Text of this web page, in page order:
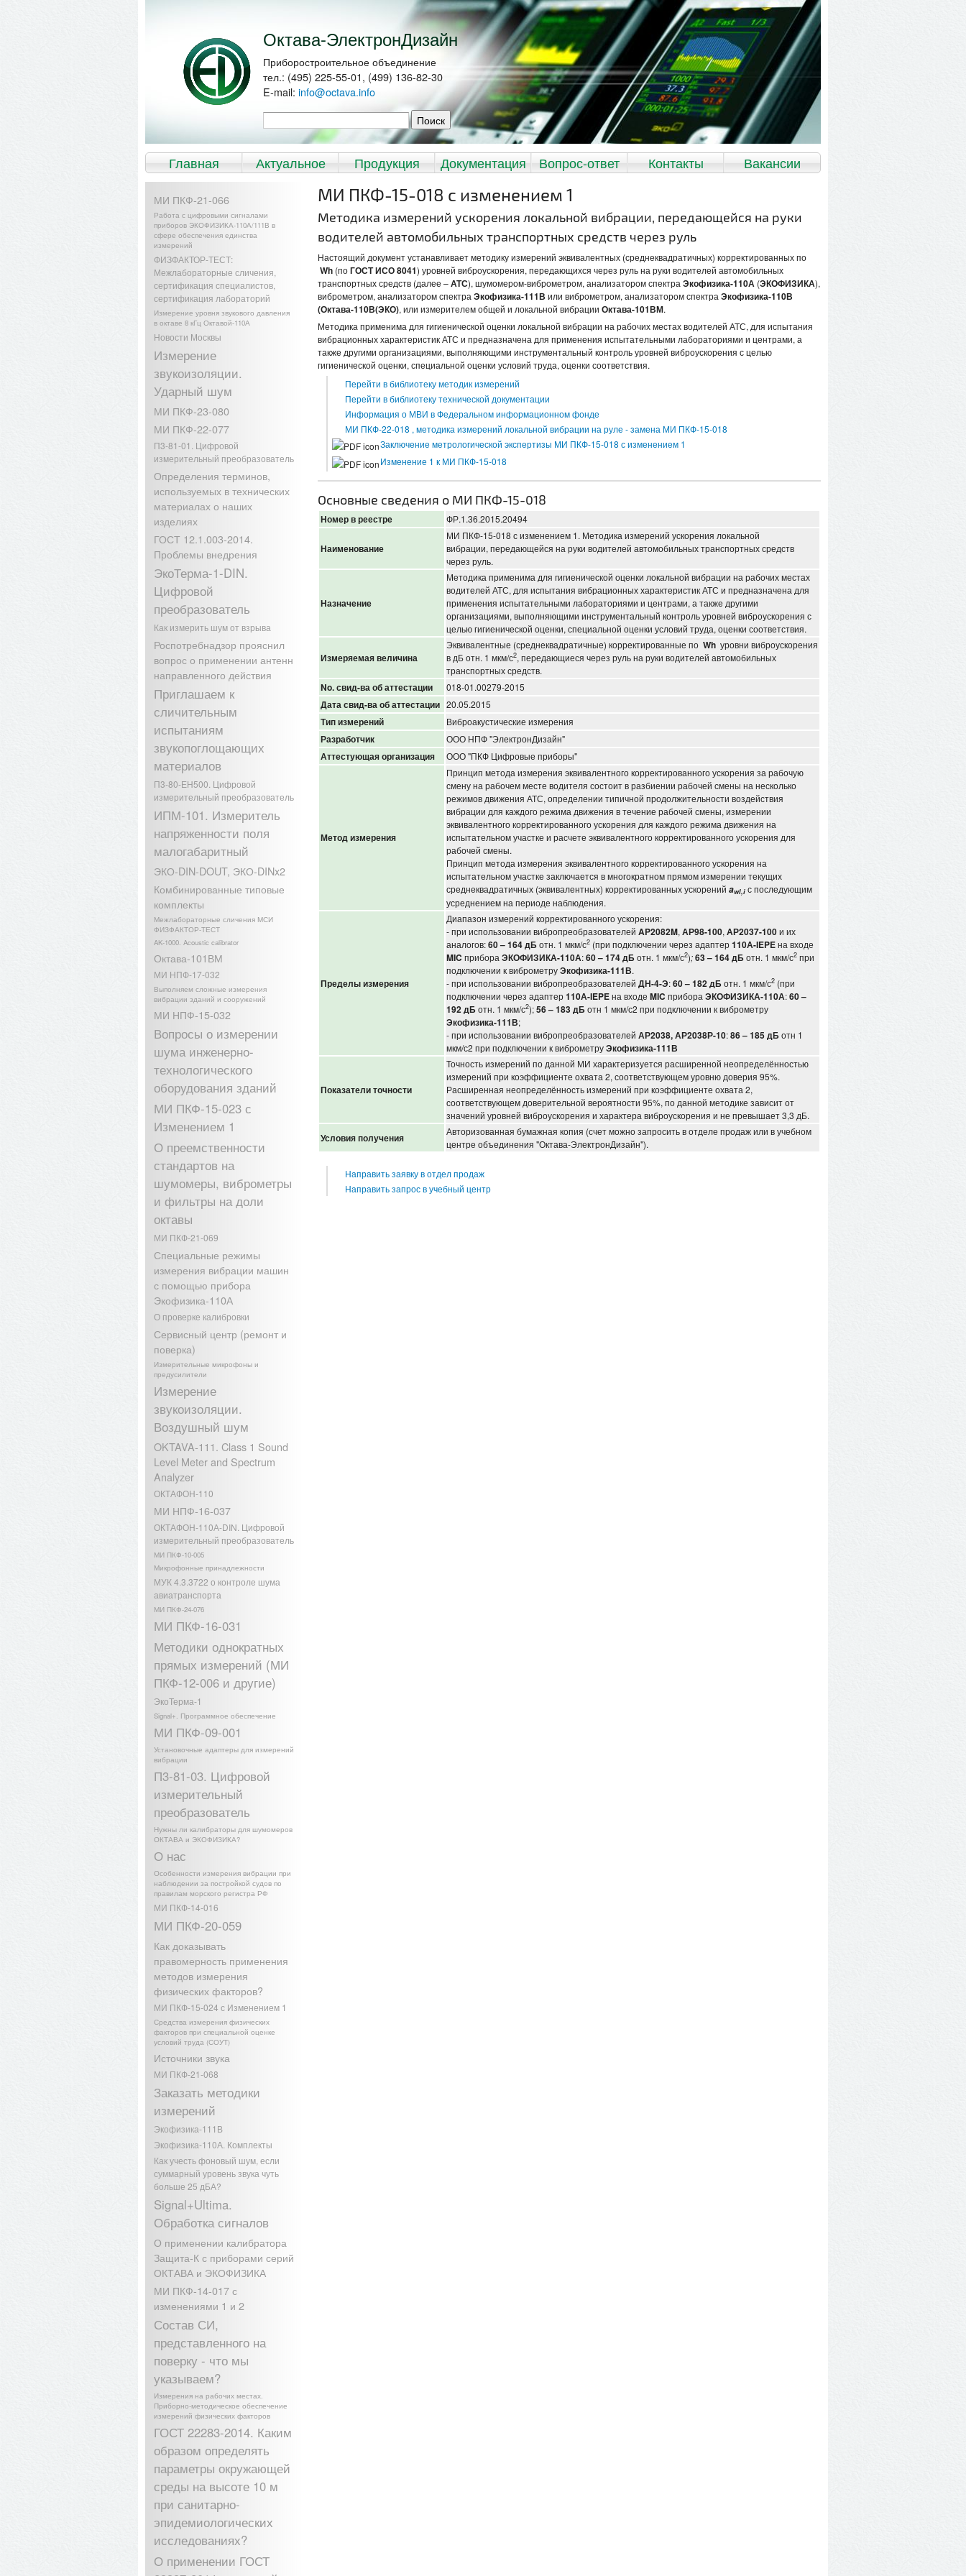
Октава-ЭлектронДизайн
Приборостроительное объединение
тел.: (495) 225-55-01, (499) 136-82-30
E-mail: info@octava.info
Форма поиска
Поиск
Главное меню
Главная Актуальное Продукция Документация Вопрос-ответ Контакты Вакансии
МИ ПКФ-15-018 с изменением 1
Методика измерений ускорения локальной вибрации, передающейся на руки
водителей автомобильных транспортных средств через руль
Настоящий документ устанавливает методику измерений эквивалентных (среднеквадратичных) корректированных по
Wh (поГОСТ ИСО 8041) уровней виброускорения, передающихся через руль на руки водителей автомобильных
транспортных средств (далее –АТС), шумомером-виброметром, анализатором спектра Экофизика-110А (ЭКОФИЗИКА),
виброметром, анализатором спектра Экофизика-111В или виброметром, анализатором спектра Экофизика-110В
(Октава-110В(ЭКО), или измерителем общей и локальной вибрации Октава-101ВМ.
Методика применима для гигиенической оценки локальной вибрации на рабочих местах водителей АТС, для испытания
вибрационных характеристик АТС и предназначена для применения испытательными лабораториями и центрами, а
также другими организациями, выполняющими инструментальный контроль уровней виброускорения с целью
гигиенической оценки, специальной оценки условий труда, оценки соответствия.
Перейти в библиотеку методик измерений
Перейти в библиотеку технической документации
Информация о МВИ в Федеральном информационном фонде
МИ ПКФ-22-018 , методика измерений локальной вибрации на руле - замена МИ ПКФ-15-018
Заключение метрологической экспертизы МИ ПКФ-15-018 с изменением 1
Изменение 1 к МИ ПКФ-15-018
Основные сведения о МИ ПКФ-15-018
Номер в реестре ФР.1.36.2015.20494
Наименование
МИ ПКФ-15-018 с изменением 1. Методика измерений ускорения локальной
вибрации, передающейся на руки водителей автомобильных транспортных средств
через руль.
Назначение
Методика применима для гигиенической оценки локальной вибрации на рабочих местах
водителей АТС, для испытания вибрационных характеристик АТС и предназначена для
применения испытательными лабораториями и центрами, а также другими
организациями, выполняющими инструментальный контроль уровней виброускорения с
целью гигиенической оценки, специальной оценки условий труда, оценки соответствия.
Измеряемая величина
Эквивалентные (среднеквадратичные) корректированные по Wh уровни виброускорения
в дБ отн. 1 мкм/с2, передающиеся через руль на руки водителей автомобильных
транспортных средств.
No. свид-ва об аттестации 018-01.00279-2015
Дата свид-ва об аттестации 20.05.2015
Тип измерений Виброакустические измерения
Разработчик ООО НПФ "ЭлектронДизайн"
Аттестующая организация ООО "ПКФ Цифровые приборы"
Метод измерения
Принцип метода измерения эквивалентного корректированного ускорения за рабочую
смену на рабочем месте водителя состоит в разбиении рабочей смены на несколько
режимов движения АТС, определении типичной продолжительности воздействия
вибрации для каждого режима движения в течение рабочей смены, измерении
эквивалентного корректированного ускорения для каждого режима движения на
испытательном участке и расчете эквивалентного корректированного ускорения для
рабочей смены.
Принцип метода измерения эквивалентного корректированного ускорения на
испытательном участке заключается в многократном прямом измерении текущих
среднеквадратичных (эквивалентных) корректированных ускорений awl,i с последующим
усреднением на периоде наблюдения.
Пределы измерения
Диапазон измерений корректированного ускорения:
- при использовании вибропреобразователей AP2082M, АР98-100, АР2037-100и их
аналогов:60 – 164 дБотн. 1 мкм/с2 (при подключении через адаптер110А-IEPEна входе
MIC прибора ЭКОФИЗИКА-110А:60 – 174 дБотн. 1 мкм/с2);63 – 164 дБотн. 1 мкм/с2 при
подключении к виброметруЭкофизика-111В.
- при использовании вибропреобразователей ДН-4-Э:60 – 182 дБотн. 1 мкм/с2 (при
подключении через адаптер110А-IEPEна входе MIC прибора ЭКОФИЗИКА-110А:60 –
192 дБотн. 1 мкм/с2);56 – 183 дБотн 1 мкм/с2 при подключении к виброметру
Экофизика-111В;
- при использовании вибропреобразователей АР2038, АР2038Р-10:86 – 185 дБотн 1
мкм/с2 при подключении к виброметруЭкофизика-111В
Показатели точности
Точность измерений по данной МИ характеризуется расширенной неопределённостью
измерений при коэффициенте охвата 2, соответствующем уровню доверия 95%.
Расширенная неопределённость измерений при коэффициенте охвата 2,
соответствующем доверительной вероятности 95%, по данной методике зависит от
значений уровней виброускорения и характера виброускорения и не превышает 3,3 дБ.
Условия получения
Авторизованная бумажная копия (счет можно запросить в отделе продаж или в учебном
центре объединения "Октава-ЭлектронДизайн").
Направить заявку в отдел продаж
Направить запрос в учебный центр
МИ ПКФ-21-066
Работа с цифровыми сигналами
приборов ЭКОФИЗИКА-110А/111В в
сфере обеспечения единства
измерений
ФИЗФАКТОР-ТЕСТ:
Межлабораторные сличения,
сертификация специалистов,
сертификация лабораторий
Измерение уровня звукового давления
в октаве 8 кГц Октавой-110А
Новости Москвы
Измерение
звукоизоляции.
Ударный шум
МИ ПКФ-23-080
МИ ПКФ-22-077
П3-81-01. Цифровой
измерительный преобразователь
Определения терминов,
используемых в технических
материалах о наших
изделиях
ГОСТ 12.1.003-2014.
Проблемы внедрения
ЭкоТерма-1-DIN.
Цифровой
преобразователь
Как измерить шум от взрыва
Роспотребнадзор прояснил
вопрос о применении антенн
направленного действия
Приглашаем к
сличительным
испытаниям
звукопоглощающих
материалов
П3-80-ЕН500. Цифровой
измерительный преобразователь
ИПМ-101. Измеритель
напряженности поля
малогабаритный
ЭКО-DIN-DOUT, ЭКО-DINx2
Комбинированные типовые
комплекты
Межлабораторные сличения МСИ
ФИЗФАКТОР-ТЕСТ
AK-1000. Acoustic calibrator
Октава-101ВМ
МИ НПФ-17-032
Выполняем сложные измерения
вибрации зданий и сооружений
МИ НПФ-15-032
Вопросы о измерении
шума инженерно-
технологического
оборудования зданий
МИ ПКФ-15-023 с
Изменением 1
О преемственности
стандартов на
шумомеры, виброметры
и фильтры на доли
октавы
МИ ПКФ-21-069
Специальные режимы
измерения вибрации машин
с помощью прибора
Экофизика-110А
О проверке калибровки
Сервисный центр (ремонт и
поверка)
Измерительные микрофоны и
предусилители
Измерение
звукоизоляции.
Воздушный шум
OKTAVA-111. Class 1 Sound
Level Meter and Spectrum
Analyzer
ОКТАФОН-110
МИ НПФ-16-037
ОКТАФОН-110А-DIN. Цифровой
измерительный преобразователь
МИ ПКФ-10-005
Микрофонные принадлежности
МУК 4.3.3722 о контроле шума
авиатранспорта
МИ ПКФ-24-076
МИ ПКФ-16-031
Методики однократных
прямых измерений (МИ
ПКФ-12-006 и другие)
ЭкоТерма-1
Signal+. Программное обеспечение
МИ ПКФ-09-001
Установочные адаптеры для измерений
вибрации
П3-81-03. Цифровой
измерительный
преобразователь
Нужны ли калибраторы для шумомеров
ОКТАВА и ЭКОФИЗИКА?
О нас
Особенности измерения вибрации при
наблюдении за постройкой судов по
правилам морского регистра РФ
МИ ПКФ-14-016
МИ ПКФ-20-059
Как доказывать
правомерность применения
методов измерения
физических факторов?
МИ ПКФ-15-024 с Изменением 1
Средства измерения физических
факторов при специальной оценке
условий труда (СОУТ)
Источники звука
МИ ПКФ-21-068
Заказать методики
измерений
Экофизика-111В
Экофизика-110А. Комплекты
Как учесть фоновый шум, если
суммарный уровень звука чуть
больше 25 дБА?
Signal+Ultima.
Обработка сигналов
О применении калибратора
Защита-К с приборами серий
ОКТАВА и ЭКОФИЗИКА
МИ ПКФ-14-017 с
изменениями 1 и 2
Состав СИ,
представленного на
поверку - что мы
указываем?
Измерения на рабочих местах.
Приборно-методическое обеспечение
измерений физических факторов
ГОСТ 22283-2014. Каким
образом определять
параметры окружающей
среды на высоте 10 м
при санитарно-
эпидемиологических
исследованиях?
О применении ГОСТ